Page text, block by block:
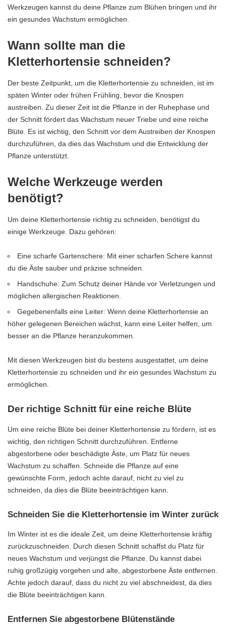
Werkzeugen kannst du deine Pflanze zum Blühen bringen und ihr
ein gesundes Wachstum ermöglichen.
Wann sollte man die
Kletterhortensie schneiden?
Der beste Zeitpunkt, um die Kletterhortensie zu schneiden, ist im
späten Winter oder frühen Frühling, bevor die Knospen
austreiben. Zu dieser Zeit ist die Pflanze in der Ruhephase und
der Schnitt fördert das Wachstum neuer Triebe und eine reiche
Blüte. Es ist wichtig, den Schnitt vor dem Austreiben der Knospen
durchzuführen, da dies das Wachstum und die Entwicklung der
Pflanze unterstützt.
Welche Werkzeuge werden
benötigt?
Um deine Kletterhortensie richtig zu schneiden, benötigst du
einige Werkzeuge. Dazu gehören:
Eine scharfe Gartenschere: Mit einer scharfen Schere kannst
du die Äste sauber und präzise schneiden.
Handschuhe: Zum Schutz deiner Hände vor Verletzungen und
möglichen allergischen Reaktionen.
Gegebenenfalls eine Leiter: Wenn deine Kletterhortensie an
höher gelegenen Bereichen wächst, kann eine Leiter helfen, um
besser an die Pflanze heranzukommen.
Mit diesen Werkzeugen bist du bestens ausgestattet, um deine
Kletterhortensie zu schneiden und ihr ein gesundes Wachstum zu
ermöglichen.
Der richtige Schnitt für eine reiche Blüte
Um eine reiche Blüte bei deiner Kletterhortensie zu fördern, ist es
wichtig, den richtigen Schnitt durchzuführen. Entferne
abgestorbene oder beschädigte Äste, um Platz für neues
Wachstum zu schaffen. Schneide die Pflanze auf eine
gewünschte Form, jedoch achte darauf, nicht zu viel zu
schneiden, da dies die Blüte beeinträchtigen kann.
Schneiden Sie die Kletterhortensie im Winter zurück
Im Winter ist es die ideale Zeit, um deine Kletterhortensie kräftig
zurückzuschneiden. Durch diesen Schnitt schaffst du Platz für
neues Wachstum und verjüngst die Pflanze. Du kannst dabei
ruhig großzügig vorgehen und alte, abgestorbene Äste entfernen.
Achte jedoch darauf, dass du nicht zu viel abschneidest, da dies
die Blüte beeinträchtigen kann.
Entfernen Sie abgestorbene Blütenstände